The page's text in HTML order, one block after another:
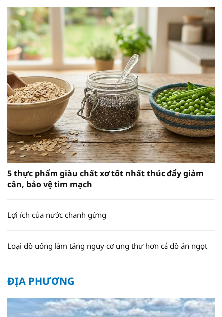
5 thực phẩm giàu chất xơ tốt nhất thúc đẩy giảm
cân, bảo vệ tim mạch
Lợi ích của nước chanh gừng
Loại đồ uống làm tăng nguy cơ ung thư hơn cả đồ ăn ngọt
ĐỊA PHƯƠNG